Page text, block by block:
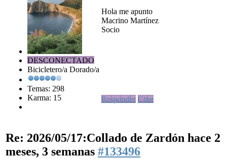
DESCONECTADO
Bicicletero/a Dorado/a
Temas: 298
Karma: 15
Hola me apunto
Macrino Martínez
Socio
Responder Citar
Re: 2026/05/17:Collado de Zardón hace 2
meses, 3 semanas #133496